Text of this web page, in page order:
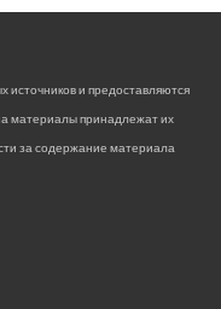
источников и предоставляются
материалы принадлежат их
за содержание материала